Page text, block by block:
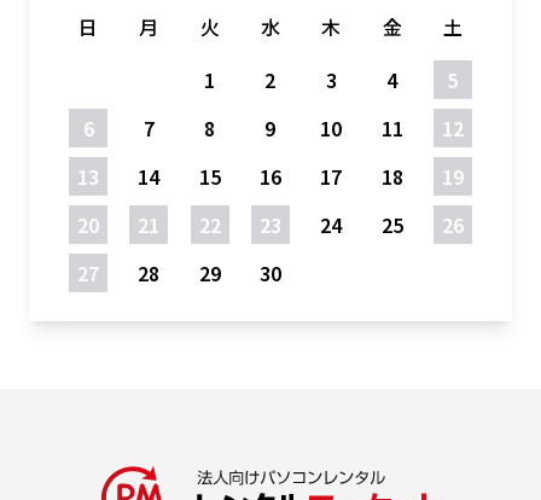
日 月 火 水 木 金
土
1
2 3 4
5
6
7 8 9 10 11
12
13
14 15 16 17 18
19
20
21 22 23 24 25
26
27
28 29 30